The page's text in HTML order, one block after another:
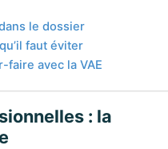
le dossier
faut éviter
faire avec la VAE
: la